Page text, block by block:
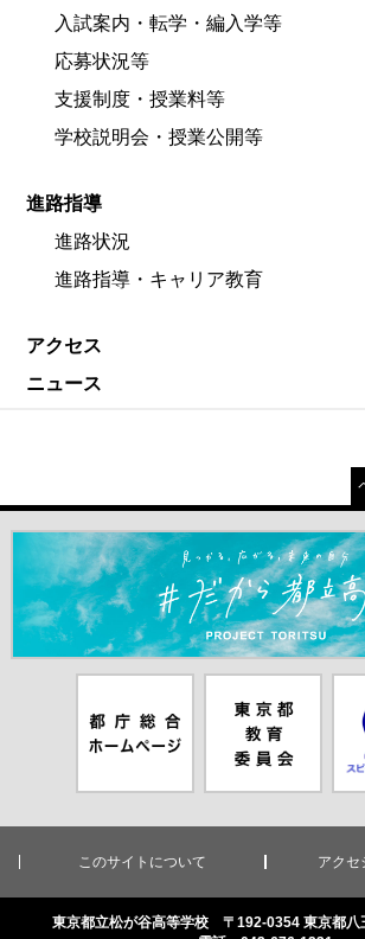
入試案内・転学・編入学等
応募状況等
支援制度・授業料等
学校説明会・授業公開等
進路指導
進路状況
進路指導・キャリア教育
アクセス
ニュース
＃だから都立高（別ウインドウが開きま
ムページ（別
ウインドウが
員会（別ウイ
ンドウが開き
ピ
ス
ン
このサイトについて アクセ
東京都立松が谷高等学校 〒192-0354 東京都八